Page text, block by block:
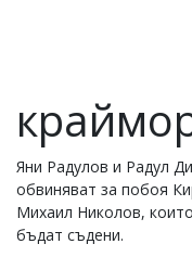
ЗДРАВЕ
ПОЛИТИКА
ОБЩИНИ
ОБЩЕСТВО
Яни Радулов и Радул
обвиняват за побоя
Михаил Николов,
бъдат съдени.